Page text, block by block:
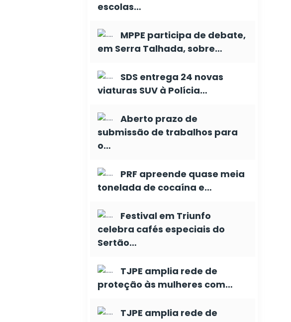
escolas…
MPPE participa de debate,
em Serra Talhada, sobre…
SDS entrega 24 novas
viaturas SUV à Polícia…
Aberto prazo de
submissão de trabalhos para
o…
PRF apreende quase meia
tonelada de cocaína e…
Festival em Triunfo
celebra cafés especiais do
Sertão…
TJPE amplia rede de
proteção às mulheres com…
TJPE amplia rede de